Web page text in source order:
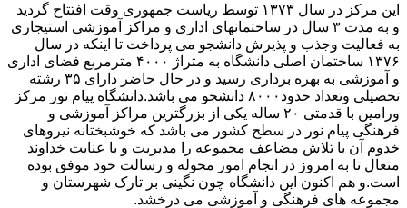
این مرکز در سال ۱۳۷۳ توسط ریاست جمهوری وقت افتتاح گردید
و به مدت ۳ سال در ساختمانهای اداری و مراکز آموزشی استیجاری
به فعالیت وجذب و پذیرش دانشجو می پرداخت تا اینکه در سال
۱۳۷۶ ساختمان اصلی دانشگاه به متراژ ۴۰۰۰ مترمربع فضای اداری
و آموزشی به بهره برداری رسید و در حال حاضر دارای ۳۵ رشته
تحصیلی وتعداد حدود۸۰۰۰ دانشجو می باشد.دانشگاه پیام نور مرکز
ورامین با قدمتی ۲۰ ساله یکی از بزرگترین مراکز آموزشی و
فرهنگی پیام نور در سطح کشور می باشد که خوشبختانه نیروهای
خدوم آن با تلاش مضاعف مجموعه را مدیریت و با عنایت خداوند
متعال تا به امروز در انجام امور محوله و رسالت خود موفق بوده
است.و هم اکنون این دانشگاه چون نگینی بر تارک شهرستان و
مجموعه های فرهنگی و آموزشی می درخشد.